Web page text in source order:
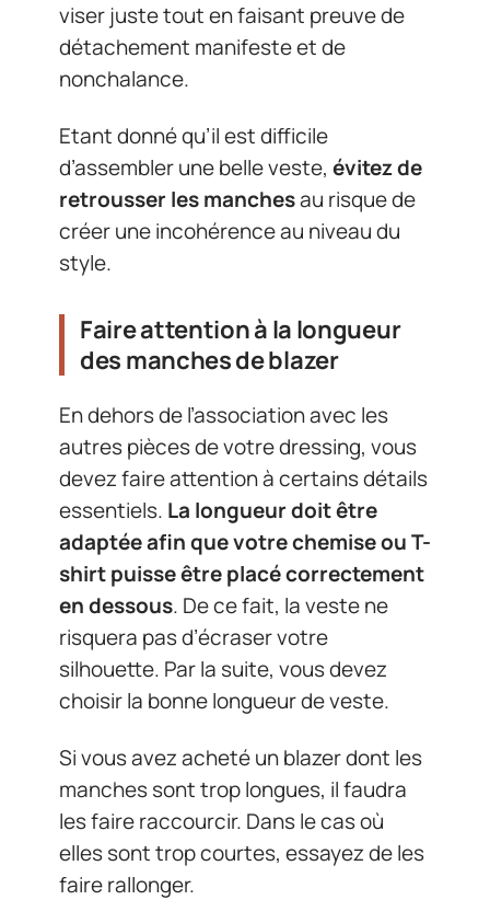
viser juste tout en faisant preuve de
détachement manifeste et de
nonchalance.
Etant donné qu’il est difficile
d’assembler une belle veste, évitez de
retrousser les manchesau risque de
créer une incohérence au niveau du
style.
Faire attention à la longueur
des manches de blazer
En dehors de l’association avec les
autres pièces de votre dressing, vous
devez faire attention à certains détails
essentiels. La longueur doit être
adaptée afin que votre chemise ou T-
shirt puisse être placé correctement
en dessous. De ce fait, la veste ne
risquera pas d’écraser votre
silhouette. Par la suite, vous devez
choisir la bonne longueur de veste.
Si vous avez acheté un blazer dont les
manches sont trop longues, il faudra
les faire raccourcir. Dans le cas où
elles sont trop courtes, essayez de les
faire rallonger.